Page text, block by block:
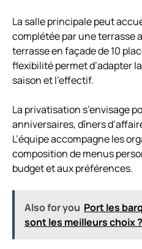
La salle principale peut
complétée par une terrasse
terrasse en façade de 10
flexibilité permet d’adapter
saison et l’effectif.
La privatisation s’envisage
anniversaires, dîners
L’équipe accompagne les
composition de menus
budget et aux préférences.
Also for you Port les
sont les meilleurs choix ?